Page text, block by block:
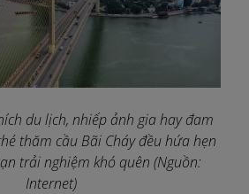
du lịch, nhiếp ảnh gia hay đam
thăm cầu Bãi Cháy đều hứa hẹn
trải nghiệm khó quên (Nguồn:
Internet)